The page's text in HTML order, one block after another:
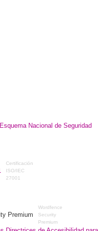
Certificación
ISO/IEC
27001
Wordfence
Security
Premium